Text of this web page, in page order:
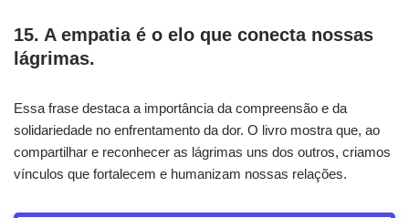
15. A empatia é o elo que conecta nossas
lágrimas.
Essa frase destaca a importância da compreensão e da
solidariedade no enfrentamento da dor. O livro mostra que, ao
compartilhar e reconhecer as lágrimas uns dos outros, criamos
vínculos que fortalecem e humanizam nossas relações.